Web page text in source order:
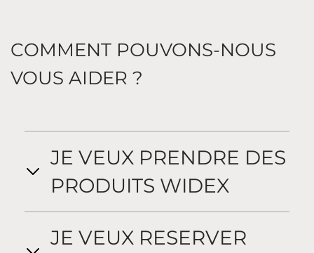
COMMENT POUVONS-NOUS
VOUS AIDER ?
JE VEUX PRENDRE DES
PRODUITS WIDEX
JE VEUX RESERVER